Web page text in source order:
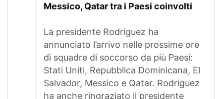
Messico, Qatar tra i Paesi coinvolti
La presidente Rodriguez ha
annunciato l’arrivo nelle prossime ore
di squadre di soccorso da più Paesi:
Stati Uniti, Repubblica Dominicana, El
Salvador, Messico e Qatar. Rodriguez
ha anche ringraziato il presidente